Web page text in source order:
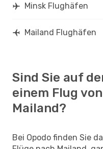
Minsk Flughäfen
Mailand Flughäfen
Sind Sie auf
einem Flug
Mailand?
Bei Opodo finden Sie